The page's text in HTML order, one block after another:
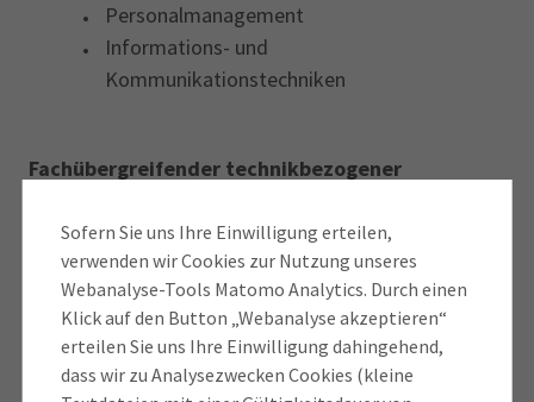
Sofern Sie uns Ihre Einwilligung erteilen,
verwenden wir Cookies zur Nutzung unseres
Webanalyse-Tools Matomo Analytics. Durch einen
Klick auf den Button „Webanalyse akzeptieren“
erteilen Sie uns Ihre Einwilligung dahingehend,
dass wir zu Analysezwecken Cookies (kleine
Personalmanagement
Informations- und
Kommunikationstechniken
Fachübergreifender technikbezogener
In diesem Prüfungsteil sollen Sie die Fähigkeit
nachweisen, dass Sie komplexe, praxisorientierte
Problemstellungen an der Schnittstelle der
technischen und kaufmännischen Funktionsbereiche
im Betrieb erfassen, darstellen, beurteilen und lösen
können. Hierzu fertigen Sie eine schriftliche